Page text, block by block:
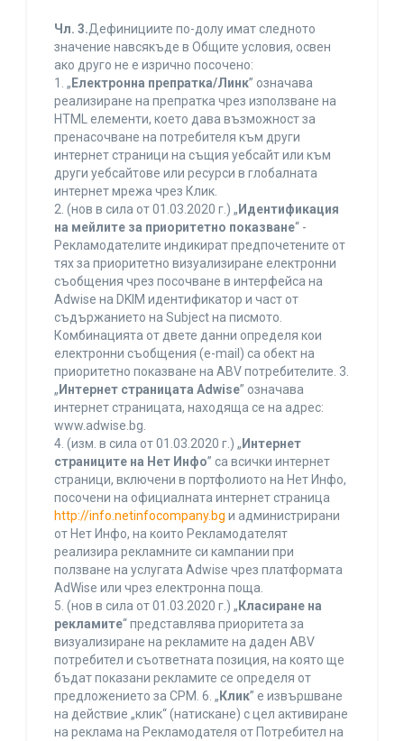
Чл. 3.Дефинициите по-долу имат следното
значение навсякъде в Общите условия, освен
ако друго не е изрично посочено:
1. „ Електронна препратка/Линк” означава
реализиране на препратка чрез използване на
HTML елементи, което дава възможност за
пренасочване на потребителя към други
интернет страници на същия уебсайт или към
други уебсайтове или ресурси в глобалната
интернет мрежа чрез Клик.
2. (нов в сила от 01.03.2020 г.) „ Идентификация
на мейлите за приоритетно показване“ -
Рекламодателите индикират предпочетените от
тях за приоритетно визуализиране електронни
съобщения чрез посочване в интерфейса на
Adwise на DKIM идентификатор и част от
съдържанието на Subject на писмото.
Комбинацията от двете данни определя кои
електронни съобщения (e-mail) са обект на
приоритетно показване на ABV потребителите. 3.
„ Интернет страницата Adwise” означава
интернет страницата, находяща се на адрес:
www.adwise.bg.
4. (изм. в сила от 01.03.2020 г.) „ Интернет
страниците на Нет Инфо” са всички интернет
страници, включени в портфолиото на Нет Инфо,
посочени на официалната интернет страница
http://info.netinfocompany.bg и администрирани
от Нет Инфо, на които Рекламодателят
реализира рекламните си кампании при
ползване на услугата Adwise чрез платформата
AdWise или чрез електронна поща.
5. (нов в сила от 01.03.2020 г.) „ Класиране на
рекламите“ представлява приоритета за
визуализиране на рекламите на даден ABV
потребител и съответната позиция, на която ще
бъдат показани рекламите се определя от
предложението за CPM. 6. „ Клик” е извършване
на действие „клик“ (натискане) с цел активиране
на реклама на Рекламодателя от Потребител на